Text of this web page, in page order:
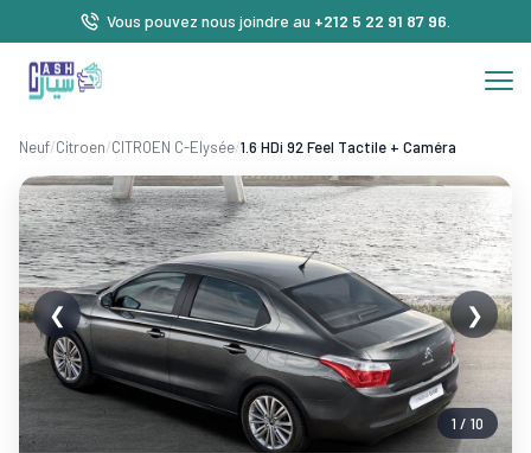
Vous pouvez nous joindre au +212 5 22 91 87 96
Neuf/Citroen/CITROEN C-Elysée/1.6 HDi 92 Feel Tactile + Caméra
1 / 10
❮ ❯